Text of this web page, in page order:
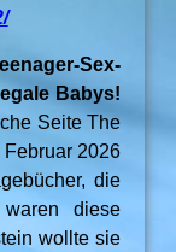
Sex-
Babys!
Seite The
2026
die
waren diese
wollte sie